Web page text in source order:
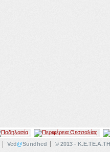
Ved@Sundhed © 2013 - K.E.TE.A.TH